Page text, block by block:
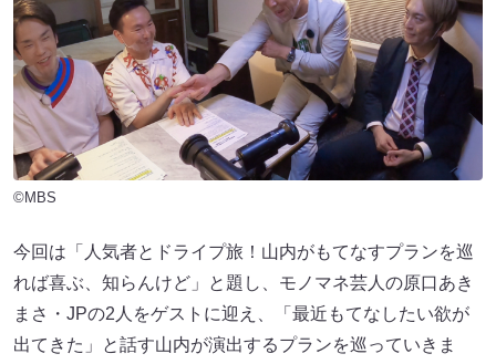
©MBS
今回は「人気者とドライプ旅！山内がもてなすプランを巡
れば喜ぶ、知らんけど」と題し、モノマネ芸人の原口あき
まさ・JPの2人をゲストに迎え、「最近もてなしたい欲が
出てきた」と話す山内が演出するプランを巡っていきま